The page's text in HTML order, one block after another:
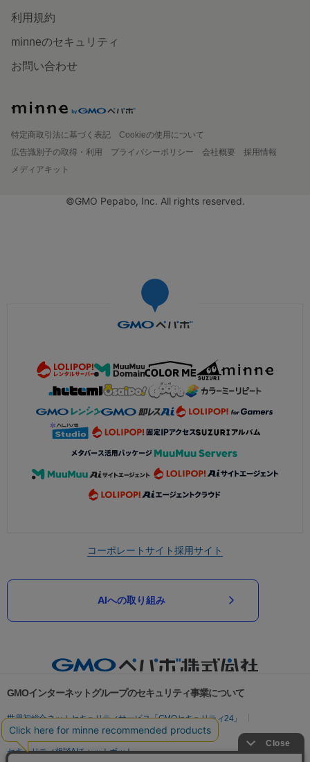
利用規約
minneのセキュリティ
お問い合わせ
特定商取引法に基づく表記
Cookieの使用について
広告識別子の取得・利用
プライバシーポリシー 会社概要
採用情報
メディアキット
©GMO Pepabo, Inc. All rights reserved.
コーポレートサイト採用サイト
AIへの取り組み
GMOインターネットグループのセキュリティ事業について
世界初総合ネットセキュリティサービス「GMOセキュリティ24」
パスワード漏洩診断
Webサイトリスク診断
セキュリティ相談AIチャットボット